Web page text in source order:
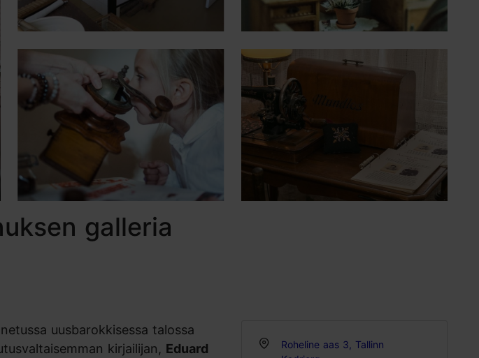
galleria
uusbarokkisessa talossa
kirjailijan, Eduard
Roheline aas 3, Tallinn